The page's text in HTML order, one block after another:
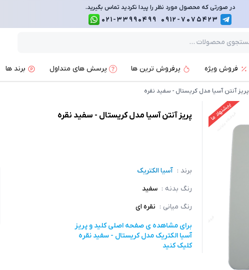
در صورتی که محصول مورد نظر را پیدا نکردید تماس بگیرید.
0912-7075423
021-33990499
فروش ویژه پرفروش ترین ها پرسش های متداول برند ها
پریز آنتن آسیا مدل کریستال - سفید نقره
پیشنهاد ما پریز آنتن آسیا مدل کریستال - سفید نقره
برند : آسیا الکتریک
رنگ بدنه : سفید
رنگ میانی : نقره ای
برای مشاهده ی صفحه اصلیکلید و پریز
آسیا الکتریک مدل کریستال - سفید نقره
کلیک کنید